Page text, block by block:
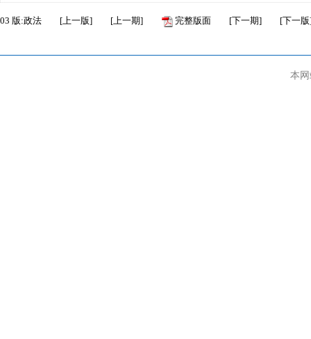
03 版:政法 [上一版] [上一期] 完整版面 [下一期] [下一版
本